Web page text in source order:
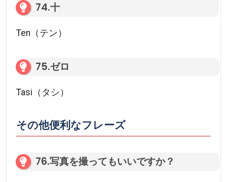
74.十
Ten（テン）
75.ゼロ
Tasi（タシ）
その他便利なフレーズ
76.写真を撮ってもいいですか？